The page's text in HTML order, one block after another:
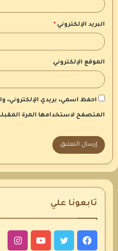
البريد الإلكتروني *
الموقع الإلكتروني
احفظ اسمي، بريدي الإلكتروني،
المتصفح لاستخدامها المرة
تابعونا علي
فيسبوكتويتر يوتيوب